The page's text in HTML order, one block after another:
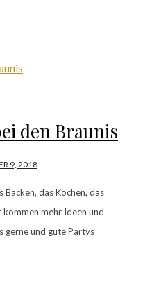
den Braunis
9, 2018
Backen, das Kochen, das
mehr Ideen und
gerne und gute Partys